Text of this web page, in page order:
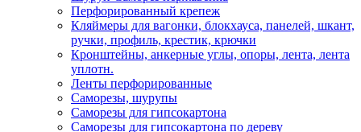
Перфорированный крепеж
Кляймеры для вагонки, блокхауса, панелей, шкант,
ручки, профиль, крестик, крючки
Кронштейны, анкерные углы, опоры, лента, лента
уплотн.
Ленты перфорированные
Саморезы, шурупы
Саморезы для гипсокартона
Саморезы для гипсокартона по дереву